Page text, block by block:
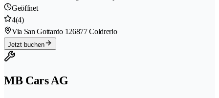
Geöffnet
4(4)
Via San Gottardo 126877 Coldrerio
Jetzt buchen
MB Cars AG